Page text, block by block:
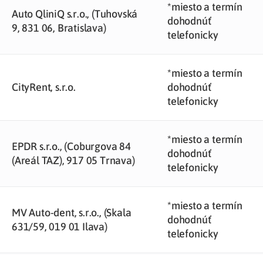
Auto QliniQ s.r.o., (Tuhovská
9, 831 06, Bratislava)
*miesto a termín
dohodnúť
telefonicky
CityRent, s.r.o.
*miesto a termín
dohodnúť
telefonicky
EPDR s.r.o., (Coburgova 84
(Areál TAZ), 917 05 Trnava)
*miesto a termín
dohodnúť
telefonicky
MV Auto-dent, s.r.o., (Skala
631/59, 019 01 Ilava)
*miesto a termín
dohodnúť
telefonicky